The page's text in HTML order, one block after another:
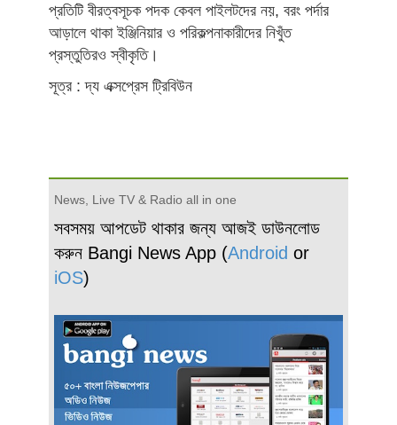
প্রতিটি বীরত্বসূচক পদক কেবল পাইলটদের নয়, বরং পর্দার
আড়ালে থাকা ইঞ্জিনিয়ার ও পরিকল্পনাকারীদের নিখুঁত
প্রস্তুতিরও স্বীকৃতি।
সূত্র : দ্য এক্সপ্রেস ট্রিবিউন
News, Live TV & Radio all in one
সবসময় আপডেট থাকার জন্য আজই ডাউনলোড
করুন Bangi News App (Android or
iOS)